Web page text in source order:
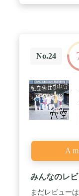
No.24
みんなのレ
まだレビュー